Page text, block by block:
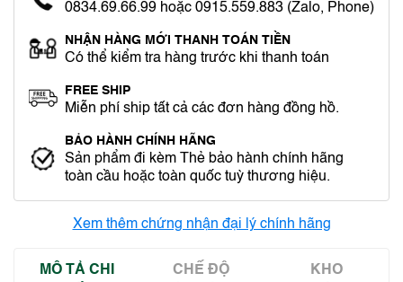
0834.69.66.99 hoặc 0915.559.883 (Zalo, Phone)
NHẬN HÀNG MỚI THANH TOÁN TIỀN
Có thể kiểm tra hàng trước khi thanh toán
FREE SHIP
Miễn phí ship tất cả các đơn hàng đồng hồ.
BẢO HÀNH CHÍNH HÃNG
Sản phẩm đi kèm Thẻ bảo hành chính hãng
toàn cầu hoặc toàn quốc tuỳ thương hiệu.
Xem thêm chứng nhận đại lý chính hãng
MÔ TẢ CHI
CHẾ ĐỘ
KHO